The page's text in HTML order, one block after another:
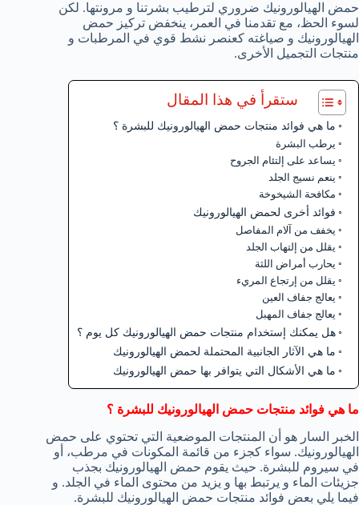
حمض الهيالورونيك ضروري لترطيب بشرتنا و مرونتها. لكن
لسوء الحظ، مع تقدمنا في العمر، ينخفض تركيز حمض
الهيالورونيك و صياغته كعنصر نشط قوي في المرطبات و
منتجات التجميل الأخرى.
ستقرأ في هذا المقال
ما هي فوائد منتجات حمض الهيالورونيك للبشرة ؟
يرطب البشرة
يساعد على إلتئام الجروح
ينعم نسيج الجلد
مكافحة الشيخوخة
فوائد أخرى لحمض الهيالورونيك
يخفف من آلام المفاصل
يقلل من إلتهاب الجلد
يحارب أمراض اللثة
يقلل من إرتجاع المريء
يعالج جفاف العين
يعالج جفاف المهبل
هل يمكنك إستخدام منتجات حمض الهيالورونيك كل يوم ؟
ما هي الآثار الجانبية المحتملة لحمض الهيالورونيك
ما هي الأشكال التي يتوافر بها حمض الهيالورونيك
ما هي فوائد منتجات حمض الهيالورونيك للبشرة ؟
الخبر السار هو أن المنتجات الموضعية التي تحتوي على حمض
الهيالورونيك. سواء كجزء من قائمة المكونات في مرطب، أو
في سيروم للبشرة. حيث يقوم حمض الهيالورونيك بجذب
جزيئات الماء و يرتبط بها و يزيد من محتوى الماء في الجلد. و
فيما يلي بعض فوائد منتجات حمض الهيالورونيك للبشرة.